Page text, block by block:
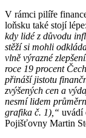
V rámci pilíře
loňsku také stojí lépe:
kdy lidé z důvodu
stěží si mohli
vlně výrazné
roce 19 procent
přináší jistotu
zvýšených cen a
nesmí lidem
grafika č. 1),“ uvádí
Pojišťovny Martin